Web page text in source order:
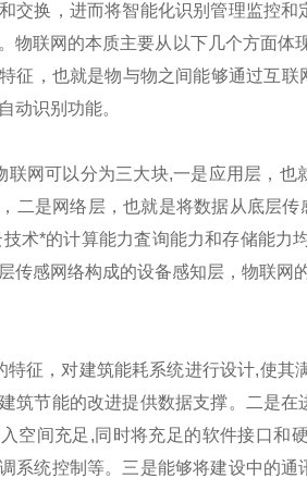
交换，进而将智能化识别管理监控
物联网的本质主要从以下几个方面体
征，也就是物与物之间能够通过互
动识别功能。
网可以分为三大块,一是应用层，也
二是网络层，也就是将数据从底层
术*的计算能力査询能力和存储能
传感网络构成的设备感知层，物联网
征，对建筑能耗系统进行设计,使其
筑节能的改进提供数据支撑。二是
空间充足,同时将充足的软件接口和
系统控制等。三是能够将建设中的